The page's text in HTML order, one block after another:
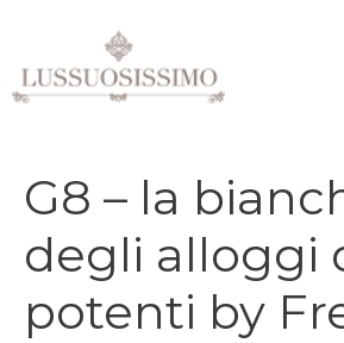
contenuto
G8 – la
degli alloggi
potenti by